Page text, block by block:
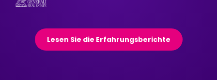
Lesen Sie die Erfahrungsberichte